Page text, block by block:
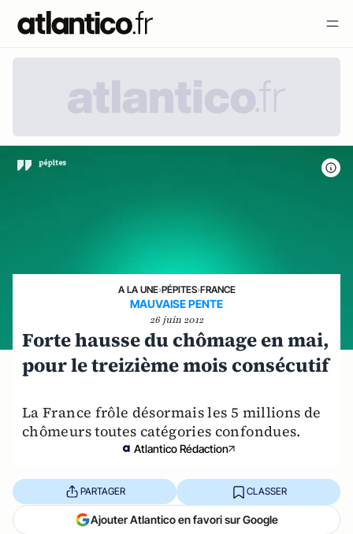
A LA UNE›PÉPITES›FRANCE
MAUVAISE PENTE
26 juin 2012
Forte hausse du chômage en mai,
pour le treizième mois consécutif
La France frôle désormais les 5 millions de
chômeurs toutes catégories confondues.
Atlantico Rédaction
PARTAGER CLASSER
Ajouter Atlantico en favori sur Google